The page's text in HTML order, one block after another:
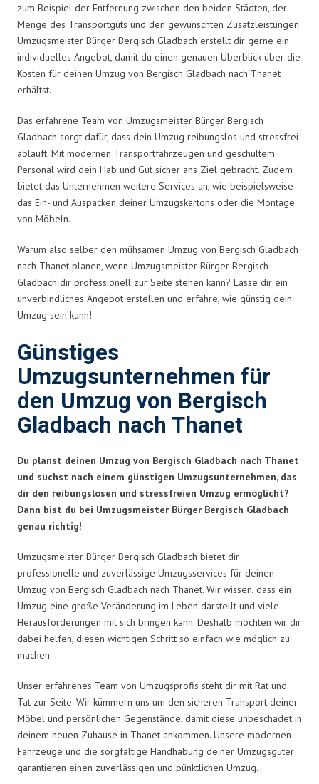
zum Beispiel der Entfernung zwischen den beiden Städten, der
Menge des Transportguts und den gewünschten Zusatzleistungen.
Umzugsmeister Bürger Bergisch Gladbach erstellt dir gerne ein
individuelles Angebot, damit du einen genauen Überblick über die
Kosten für deinen Umzug von Bergisch Gladbach nach Thanet
erhältst.
Das erfahrene Team von Umzugsmeister Bürger Bergisch
Gladbach sorgt dafür, dass dein Umzug reibungslos und stressfrei
abläuft. Mit modernen Transportfahrzeugen und geschultem
Personal wird dein Hab und Gut sicher ans Ziel gebracht. Zudem
bietet das Unternehmen weitere Services an, wie beispielsweise
das Ein- und Auspacken deiner Umzugskartons oder die Montage
von Möbeln.
Warum also selber den mühsamen Umzug von Bergisch Gladbach
nach Thanet planen, wenn Umzugsmeister Bürger Bergisch
Gladbach dir professionell zur Seite stehen kann? Lasse dir ein
unverbindliches Angebot erstellen und erfahre, wie günstig dein
Umzug sein kann!
Günstiges
Umzugsunternehmen für
den Umzug von Bergisch
Gladbach nach Thanet
Du planst deinen Umzug von Bergisch Gladbach nach Thanet
und suchst nach einem günstigen Umzugsunternehmen, das
dir den reibungslosen und stressfreien Umzug ermöglicht?
Dann bist du bei Umzugsmeister Bürger Bergisch Gladbach
genau richtig!
Umzugsmeister Bürger Bergisch Gladbach bietet dir
professionelle und zuverlässige Umzugsservices für deinen
Umzug von Bergisch Gladbach nach Thanet. Wir wissen, dass ein
Umzug eine große Veränderung im Leben darstellt und viele
Herausforderungen mit sich bringen kann. Deshalb möchten wir dir
dabei helfen, diesen wichtigen Schritt so einfach wie möglich zu
machen.
Unser erfahrenes Team von Umzugsprofis steht dir mit Rat und
Tat zur Seite. Wir kümmern uns um den sicheren Transport deiner
Möbel und persönlichen Gegenstände, damit diese unbeschadet in
deinem neuen Zuhause in Thanet ankommen. Unsere modernen
Fahrzeuge und die sorgfältige Handhabung deiner Umzugsgüter
garantieren einen zuverlässigen und pünktlichen Umzug.